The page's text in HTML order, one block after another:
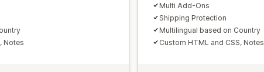
Notes
Multi Add-Ons
Shipping Protection
Multilingual based on Country
Custom HTML and CSS, Notes